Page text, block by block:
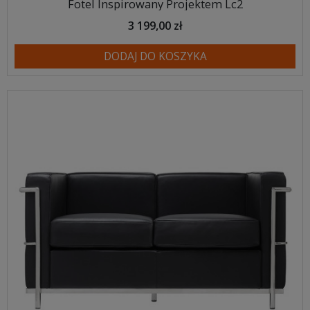
Fotel Inspirowany Projektem Lc2
3 199,00 zł
DODAJ DO KOSZYKA